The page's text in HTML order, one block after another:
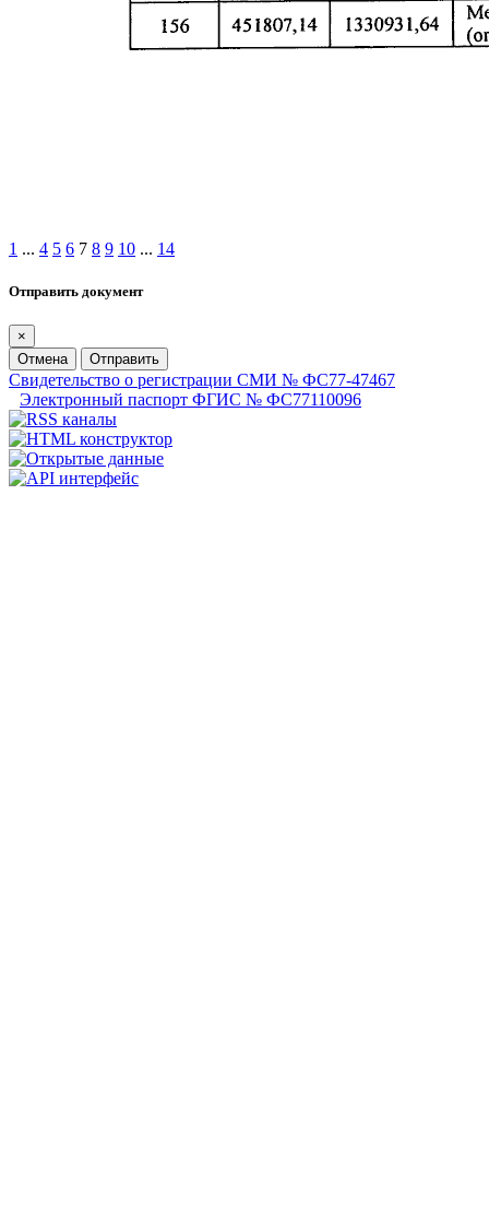
1 ... 4 5 6 7 8 9 10 ... 14
Отправить документ
×
Отмена
Отправить
Свидетельство о регистрации СМИ № ФС77-47467
Электронный паспорт ФГИС № ФС77110096